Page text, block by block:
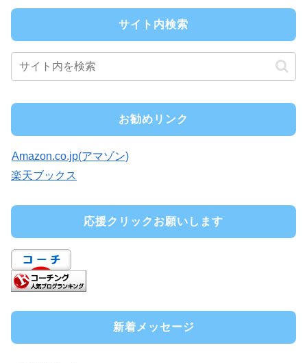
サイト内検索
お勧めリンク
Amazon.co.jp(アマゾン)
楽天ブックス
応援クリックお願いします
新着メッセージ